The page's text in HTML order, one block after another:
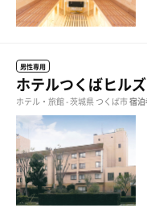
男性専用
ホテルつくばヒル
ホテル・旅館 - 茨城県 つくば市宿